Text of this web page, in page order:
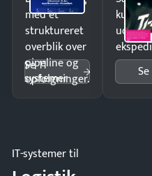
med et
struktureret
overblik over
pipeline og
opfølgninger.
Se 11
systemer
uden
IT-systemer til